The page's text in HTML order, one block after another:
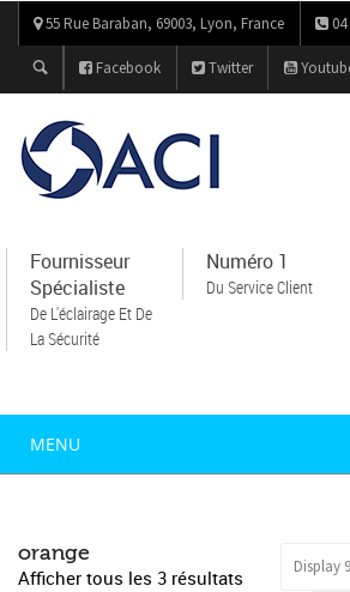
55 Rue Baraban, 69003, Lyon, France 04
Facebook Twitter
Fournisseur
Spécialiste
De L'éclairage Et De
La Sécurité
Numéro 1
Du Service Client
MENU
orange
Afficher tous les 3 résultats